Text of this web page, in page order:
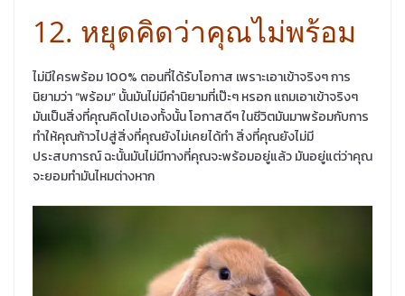
12. หยุดคิดว่าคุณไม่พร้อม
ไม่มีใครพร้อม 100% ตอนที่ได้รับโอกาส เพราะเอาเข้าจริงๆ การ
นิยามว่า “พร้อม” นั้นมันไม่มีคำนิยามที่เป๊ะๆ หรอก แถมเอาเข้าจริงๆ
มันเป็นสิ่งที่คุณคิดไปเองทั้งนั้น โอกาสดีๆ ในชีวิตมันมาพร้อมกับการ
ทำให้คุณก้าวไปสู่สิ่งที่คุณยังไม่เคยได้ทำ สิ่งที่คุณยังไม่มี
ประสบการณ์ ฉะนั้นมันไม่มีทางที่คุณจะพร้อมอยู่แล้ว มันอยู่แต่ว่าคุณ
จะยอมทำมันไหมต่างหาก